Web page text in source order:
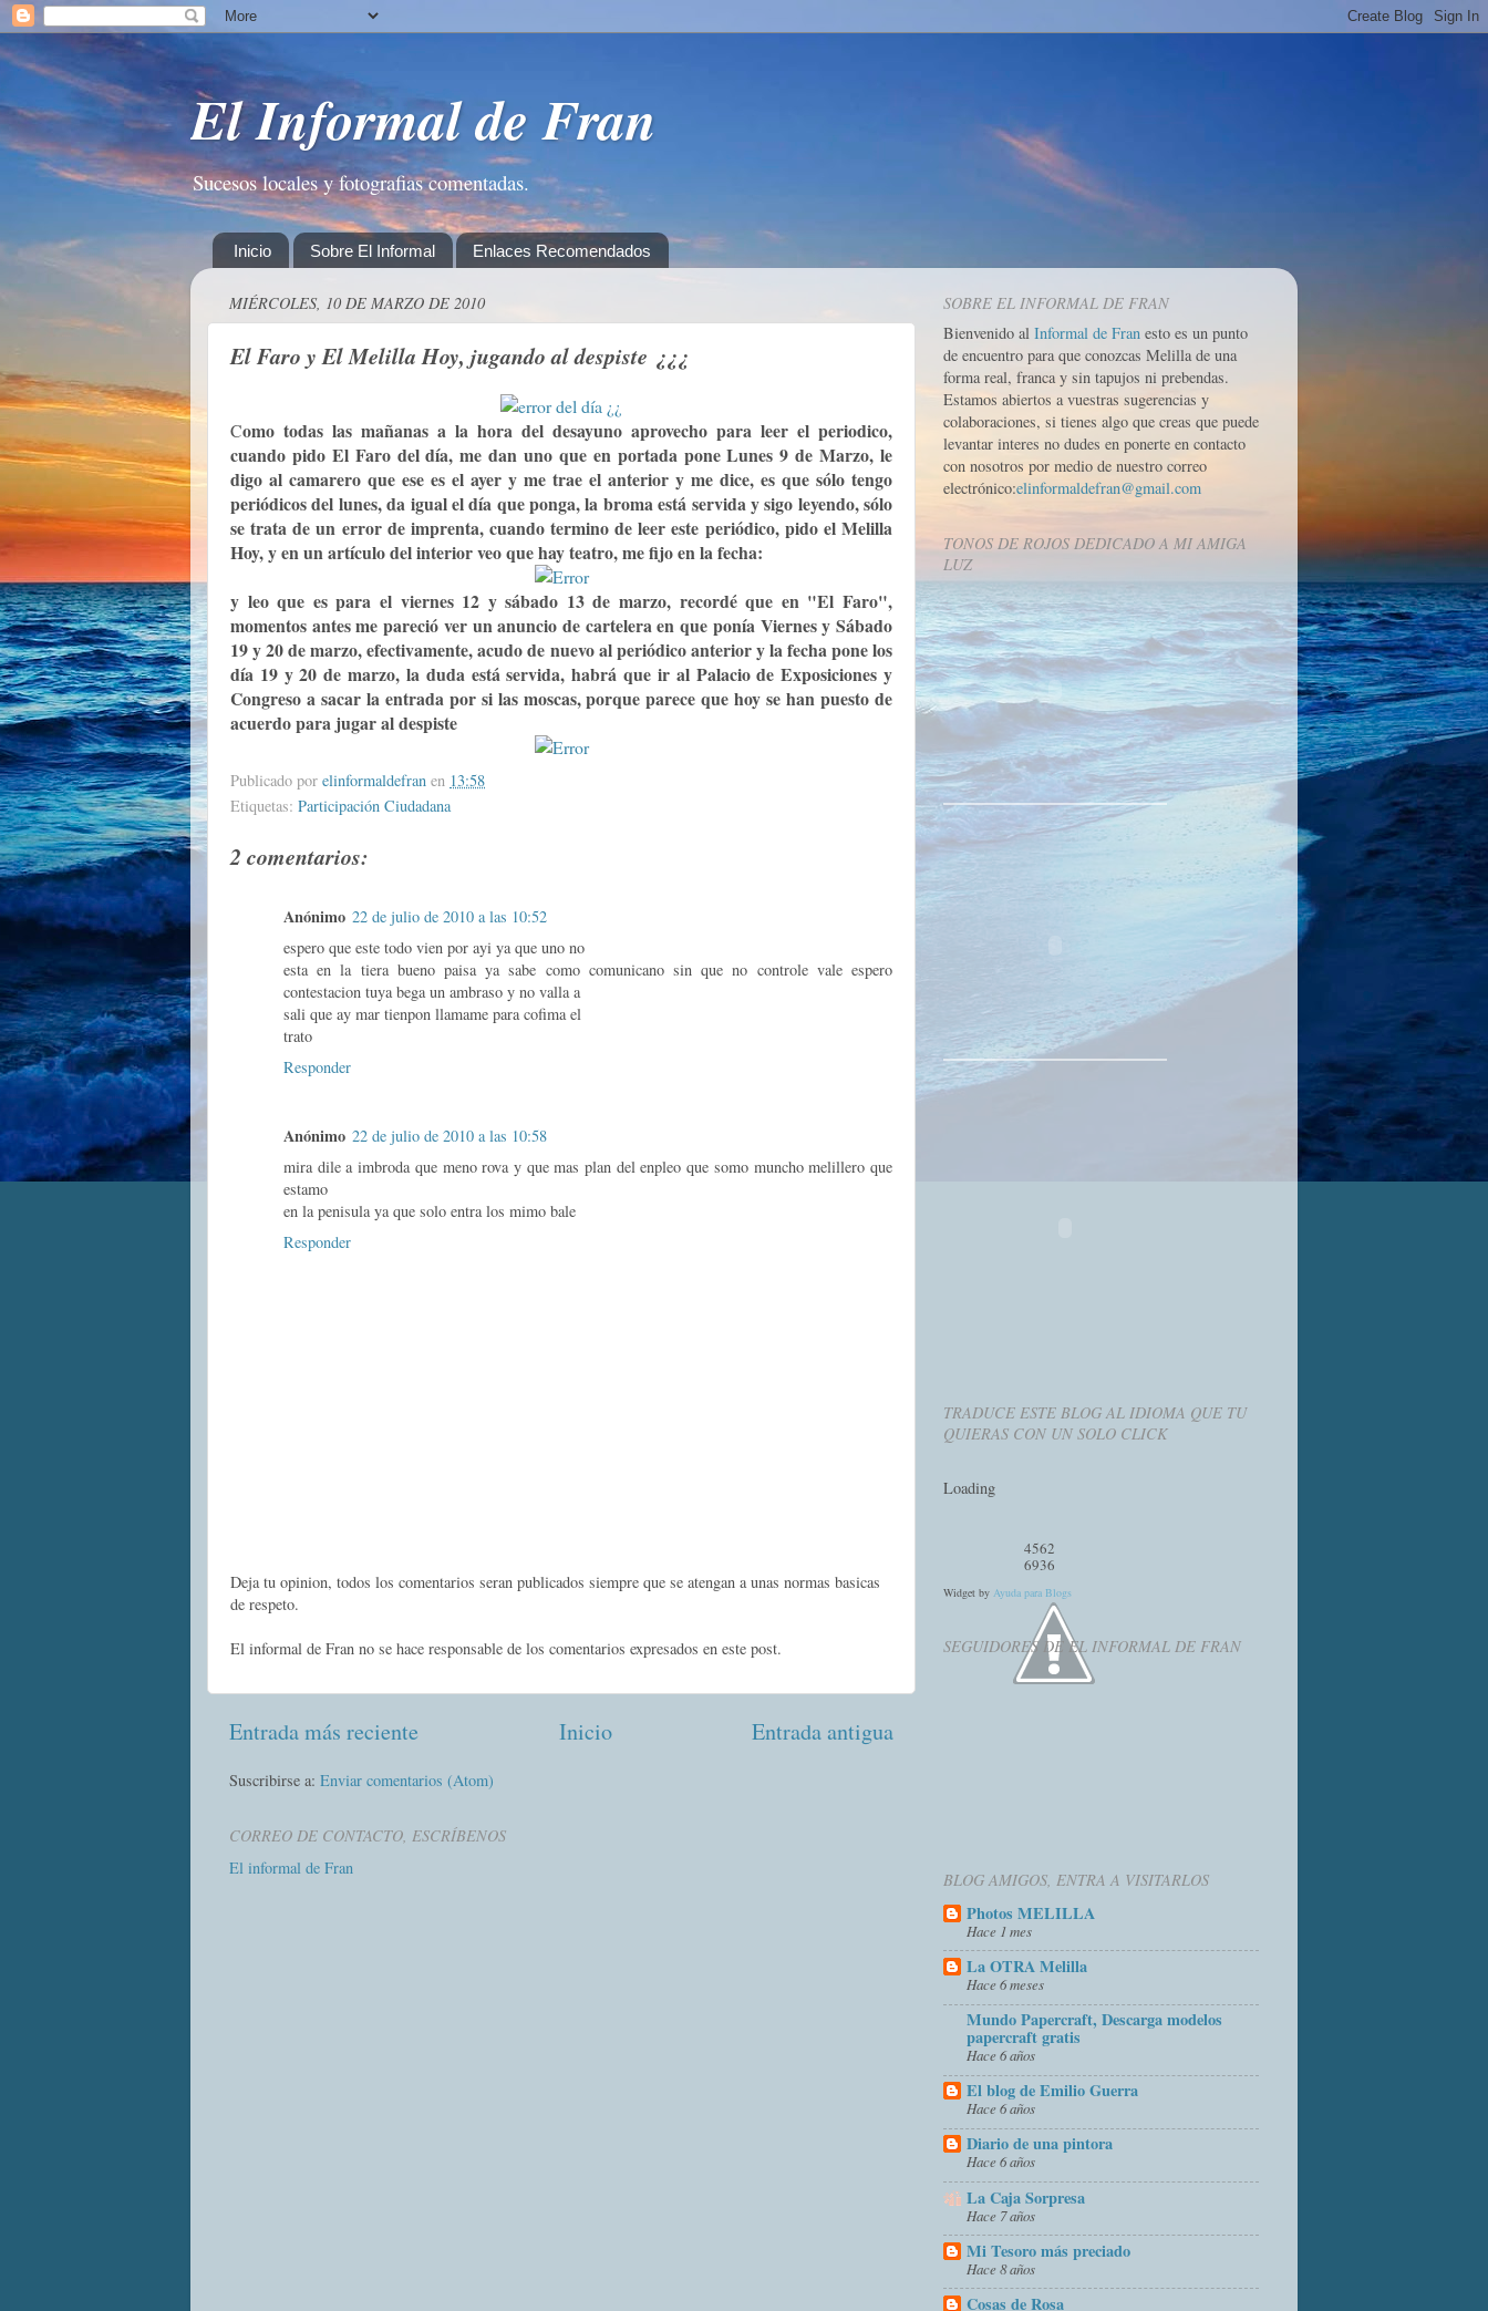
El Informal de Fran
Sucesos locales y fotografias comentadas.
Inicio Sobre El Informal Enlaces Recomendados
MIÉRCOLES, 10 DE MARZO DE 2010
El Faro y El Melilla Hoy, jugando al despiste ¿¿¿
Como todas las mañanas a la hora del desayuno aprovecho para leer el periodico,
cuando pido El Faro del día, me dan uno que en portada pone Lunes 9 de Marzo, le
digo al camarero que ese es el ayer y me trae el anterior y me dice, es que sólo tengo
periódicos del lunes, da igual el día que ponga, la broma está servida y sigo leyendo, sólo
se trata de un error de imprenta, cuando termino de leer este periódico, pido el Melilla
Hoy, y en un artículo del interior veo que hay teatro, me fijo en la fecha:
y leo que es para el viernes 12 y sábado 13 de marzo, recordé que en "El Faro",
momentos antes me pareció ver un anuncio de cartelera en que ponía Viernes y Sábado
19 y 20 de marzo, efectivamente, acudo de nuevo al periódico anterior y la fecha pone los
día 19 y 20 de marzo, la duda está servida, habrá que ir al Palacio de Exposiciones y
Congreso a sacar la entrada por si las moscas, porque parece que hoy se han puesto de
acuerdo para jugar al despiste
Publicado por elinformaldefran en 13:58
Etiquetas: Participación Ciudadana
2 comentarios:
Anónimo 22 de julio de 2010 a las 10:52
espero que este todo vien por ayi ya que uno no
esta en la tiera bueno paisa ya sabe como comunicano sin que no controle vale espero
contestacion tuya bega un ambraso y no valla a
sali que ay mar tienpon llamame para cofima el
trato
Responder
Anónimo 22 de julio de 2010 a las 10:58
mira dile a imbroda que meno rova y que mas plan del enpleo que somo muncho melillero que
estamo
en la penisula ya que solo entra los mimo bale
Responder
Deja tu opinion, todos los comentarios seran publicados siempre que se atengan a unas normas basicas
de respeto.
El informal de Fran no se hace responsable de los comentarios expresados en este post.
Entrada más reciente Entrada antigua
Inicio
Suscribirse a: Enviar comentarios (Atom)
CORREO DE CONTACTO, ESCRÍBENOS
El informal de Fran
SOBRE EL INFORMAL DE FRAN
Bienvenido al Informal de Fran esto es un punto
de encuentro para que conozcas Melilla de una
forma real, franca y sin tapujos ni prebendas.
Estamos abiertos a vuestras sugerencias y
colaboraciones, si tienes algo que creas que puede
levantar interes no dudes en ponerte en contacto
con nosotros por medio de nuestro correo
electrónico:elinformaldefran@gmail.com
TONOS DE ROJOS DEDICADO A MI AMIGA
LUZ
TRADUCE ESTE BLOG AL IDIOMA QUE TU
QUIERAS CON UN SOLO CLICK
Loading
4562
6936
Widget by Ayuda para Blogs
SEGUIDORES DE EL INFORMAL DE FRAN
BLOG AMIGOS, ENTRA A VISITARLOS
Photos MELILLA
Hace 1 mes
La OTRA Melilla
Hace 6 meses
Mundo Papercraft, Descarga modelos
papercraft gratis
Hace 6 años
El blog de Emilio Guerra
Hace 6 años
Diario de una pintora
Hace 6 años
La Caja Sorpresa
Hace 7 años
Mi Tesoro más preciado
Hace 8 años
Cosas de Rosa